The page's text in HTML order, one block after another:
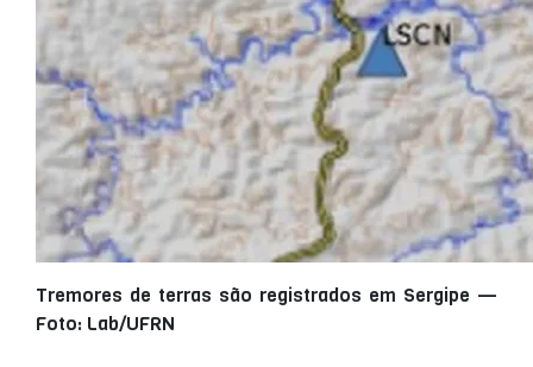
Tremores de terras são registrados em Sergipe —
Foto: Lab/UFRN